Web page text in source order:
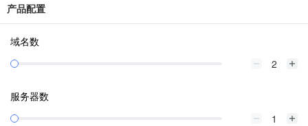
产品配置
域名数
服务器数